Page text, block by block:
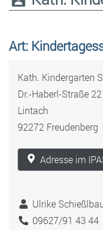
Art:
Kath. Kindergarten
Dr.-Haberl-Straße 22
Lintach
92272 Freudenberg
Adresse im
Ulrike
09627/91 43 44